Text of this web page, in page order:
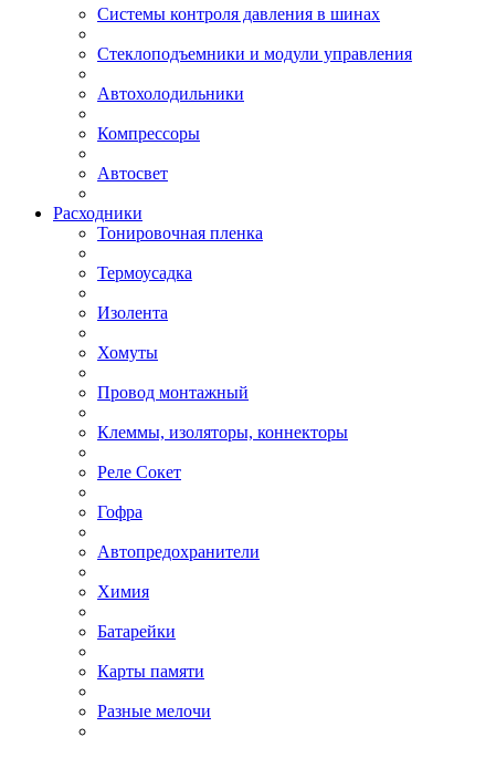
Системы контроля давления в шинах
Стеклоподъемники и модули управления
Автохолодильники
Компрессоры
Автосвет
Расходники
Тонировочная пленка
Термоусадка
Изолента
Хомуты
Провод монтажный
Клеммы, изоляторы, коннекторы
Реле Сокет
Гофра
Автопредохранители
Химия
Батарейки
Карты памяти
Разные мелочи